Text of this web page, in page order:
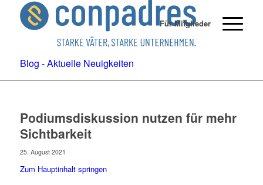
Für Mitglieder
Blog - Aktuelle Neuigkeiten
Podiumsdiskussion nutzen für mehr
Sichtbarkeit
25. August 2021
Zum Hauptinhalt springen